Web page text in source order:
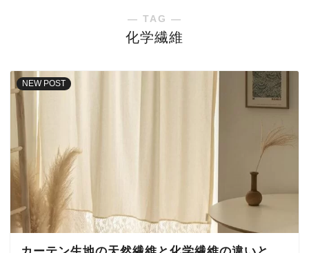
― TAG ―
化学繊維
NEW POST